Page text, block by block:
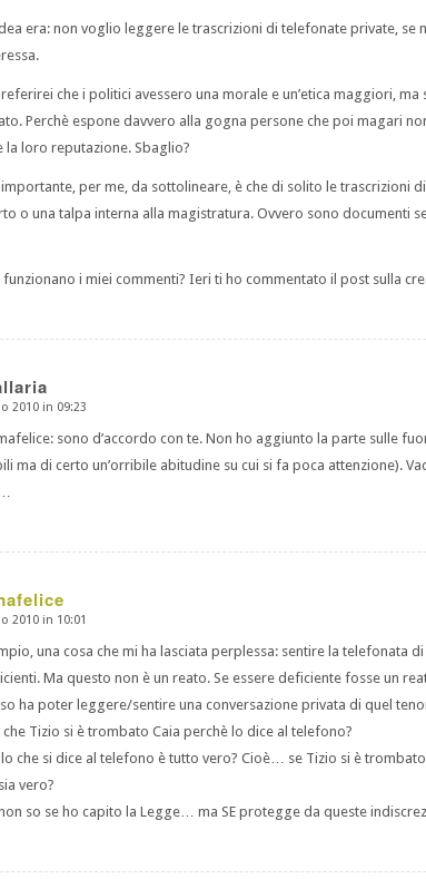
era: non voglio leggere le trascrizioni di telefonate private, se
che i politici avessero una morale e un’etica maggiori,
Perchè espone davvero alla gogna persone che poi magari
la loro reputazione. Sbaglio?
importante, per me, da sottolineare, è che di solito le trascrizioni
o una talpa interna alla magistratura. Ovvero sono documenti
funzionano i miei commenti? Ieri ti ho commentato il post sulla
2010 in 09:23
sono d’accordo con te. Non ho aggiunto la parte sulle
ma di certo un’orribile abitudine su cui si fa poca attenzione).
2010 in 10:01
una cosa che mi ha lasciata perplessa: sentire la telefonata
Ma questo non è un reato. Se essere deficiente fosse un
ha poter leggere/sentire una conversazione privata di quel
che Tizio si è trombato Caia perchè lo dice al telefono?
che si dice al telefono è tutto vero? Cioè… se Tizio si è
vero?
so se ho capito la Legge… ma SE protegge da queste